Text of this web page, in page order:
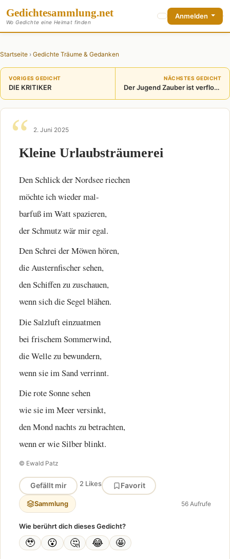
Gedichtesammlung.net
Wo Gedichte eine Heimat finden
Anmelden
Startseite › Gedichte Träume & Gedanken
VORIGES GEDICHT
DIE KRITIKER
NÄCHSTES GEDICHT
Der Jugend Zauber ist verflogen
2. Juni 2025
Kleine Urlaubsträumerei
Den Schlick der Nordsee riechen
möchte ich wieder mal-
barfuß im Watt spazieren,
der Schmutz wär mir egal.
Den Schrei der Möwen hören,
die Austernfischer sehen,
den Schiffen zu zuschauen,
wenn sich die Segel blähen.
Die Salzluft einzuatmen
bei frischem Sommerwind,
die Welle zu bewundern,
wenn sie im Sand verrinnt.
Die rote Sonne sehen
wie sie im Meer versinkt,
den Mond nachts zu betrachten,
wenn er wie Silber blinkt.
© Ewald Patz
Gefällt mir 2 Likes Favorit
Sammlung 56 Aufrufe
Wie berührt dich dieses Gedicht?
🥹 😮 🤔 😂 🤩